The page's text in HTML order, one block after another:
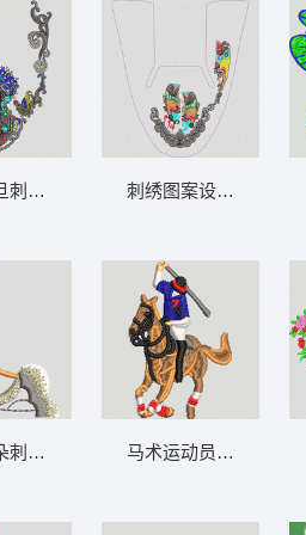
刺绣图案 鞋 京剧人物
刺绣图案 靓花
刺绣图案设计图 鞋
马术运动员挥杆 保罗